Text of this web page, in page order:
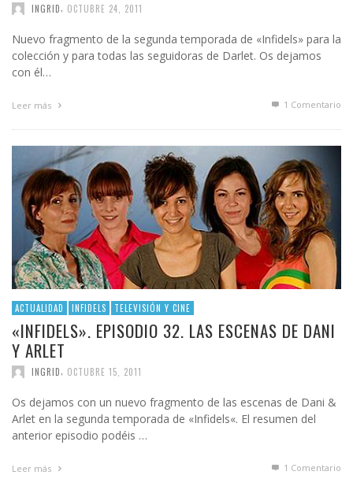
INGRID OCTUBRE 24, 2011
Nuevo fragmento de la segunda temporada de «Infidels» para la
colección y para todas las seguidoras de Darlet. Os dejamos
con él…
Leer más 1 Comentario
ACTUALIDAD INFIDELS TELEVISIÓN Y CINE
«INFIDELS». EPISODIO 32. LAS ESCENAS DE DANI
Y ARLET
INGRID OCTUBRE 15, 2011
Os dejamos con un nuevo fragmento de las escenas de Dani &
Arlet en la segunda temporada de «Infidels«. El resumen del
anterior episodio podéis …
Leer más 1 Comentario